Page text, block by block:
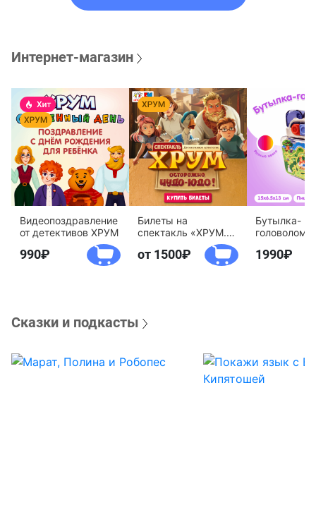
Интернет-магазин
Видеопоздравление
от детективов ХРУМ
990
Билеты на
спектакль «ХРУМ.
Осторожно, Чудо-
Юдо!»
от 1500
Бутылка-
агентство
1990
Сказки и подкасты